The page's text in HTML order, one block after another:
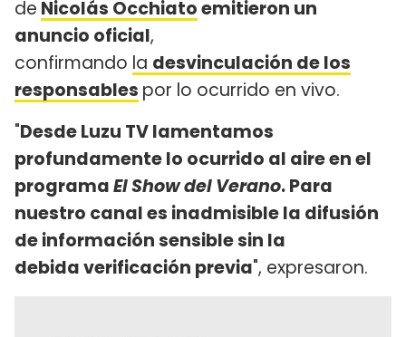
de Nicolás Occhiatoemitieron un
anuncio oficial,
confirmando la desvinculación de los
responsables por lo ocurrido en vivo.
"Desde Luzu TV lamentamos
profundamente lo ocurrido al aire en el
programaEl Show del Verano. Para
nuestro canal es inadmisible la difusión
de información sensible sin la
debida verificación previa", expresaron.